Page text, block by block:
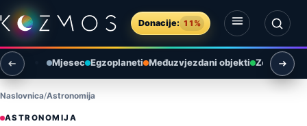
Preskoči na sadržaj
Donacije: 11%
Otvori izbornik
Otvori pretragu
Mjesec Egzoplaneti Međuzvjezdani objekti Zemlja i
Naslovnica Astronomija
ASTRONOMIJA